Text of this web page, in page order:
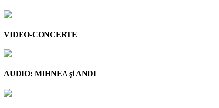
VIDEO-CONCERTE
AUDIO: MIHNEA şi ANDI